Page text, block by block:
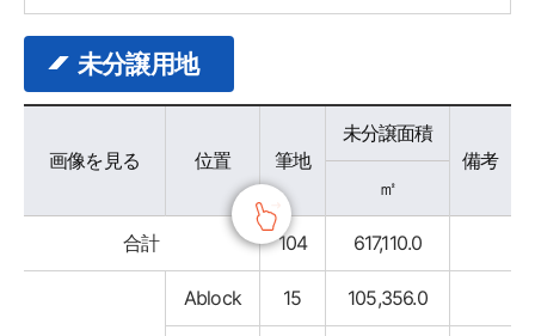
未分譲用地
분양가능용지 - 구분, 위치, 필지, 미분양면적, 조성원가, 비고 정보 제공
画像を見る 位置 筆地
未分譲面積
備考
㎡
合計 104 617,110.0
Ablock 15 105,356.0